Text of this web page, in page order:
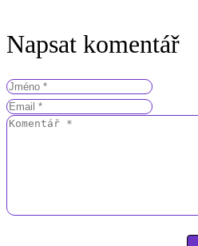
Napsat komentář